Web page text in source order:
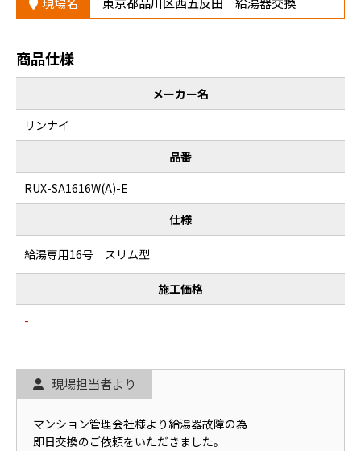
商品仕様
メーカー名
リンナイ
品番
RUX-SA1616W(A)-E
仕様
給湯専用16号 スリム型
施工価格
-
現場担当者より
マンション管理会社様より給湯器故障の為
即日交換のご依頼をいただきました。